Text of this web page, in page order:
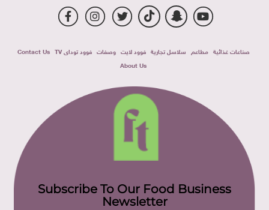
صناعات غذائية مطاعم سلاسل تجارية فوود لايت وصفات فوود توداى TV
Contact Us
About Us
Subscribe To Our Food Business
Newsletter